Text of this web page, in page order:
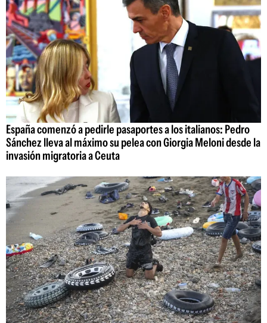
España comenzó a pedirle pasaportes a los italianos: Pedro
Sánchez lleva al máximo su pelea con Giorgia Meloni desde la
invasión migratoria a Ceuta